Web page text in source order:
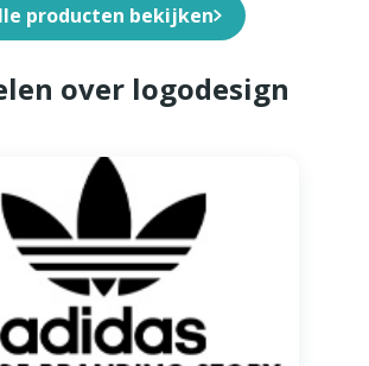
producten bekijken
over logodesign